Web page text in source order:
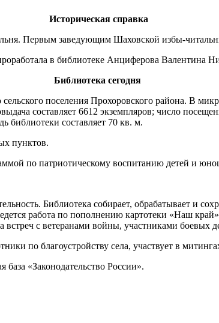
Историческая справка
Первым заведующим Шаховской избы-
в библиотеке Анциферова Валентина
Библиотека сегодня
поселения Прохоровского района. В
составляет 6612 экземпляров; число
библиотеки составляет 70 кв. м.
пунктов.
по патриотическому воспитанию детей и
Библиотека собирает, обрабатывает и
работа по пополнению картотеки «Наш
с ветеранами войны, участниками боевых
по благоустройству села, участвует в
«Законодательство России».